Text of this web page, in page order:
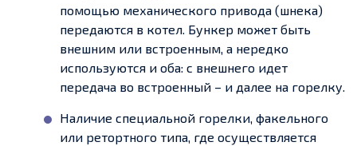
помощью механического привода (шнека)
передаются в котел. Бункер может быть
внешним или встроенным, а нередко
используются и оба: с внешнего идет
передача во встроенный – и далее на горелку.
Наличие специальной горелки, факельного
или ретортного типа, где осуществляется